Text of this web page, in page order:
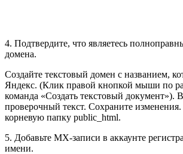
4. Подтвердите, что являетесь
домена.
Создайте текстовый домен с названием,
Яндекс. (Клик правой кнопкой мыши по
команда «Создать текстовый документ»).
проверочный текст. Сохраните изменения.
корневую папку public_html.
5. Добавьте MX-записи в аккаунте
имени.